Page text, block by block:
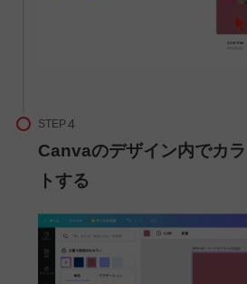
STEP
Canvaのデザイン内でカ
トする